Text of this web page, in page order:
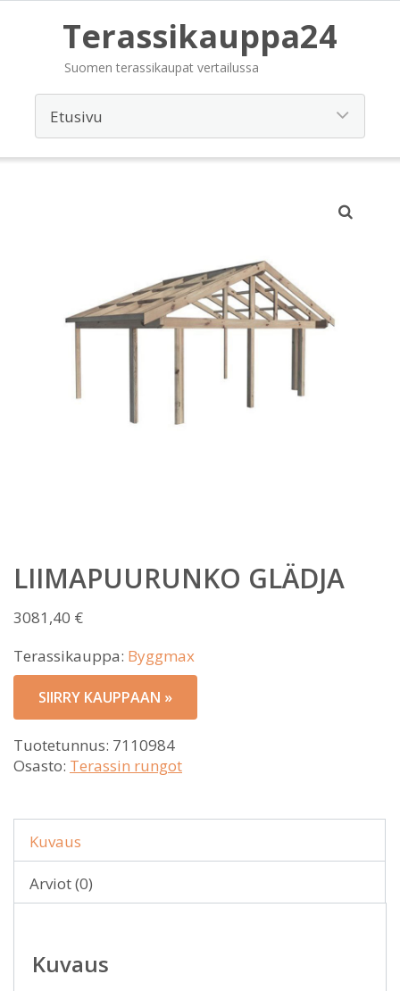
Terassikauppa24
Suomen terassikaupat vertailussa
LIIMAPUURUNKO GLÄDJA
3081,40 €
Terassikauppa: Byggmax
SIIRRY KAUPPAAN »
Tuotetunnus: 7110984
Osasto: Terassin rungot
Kuvaus
Arviot (0)
Kuvaus